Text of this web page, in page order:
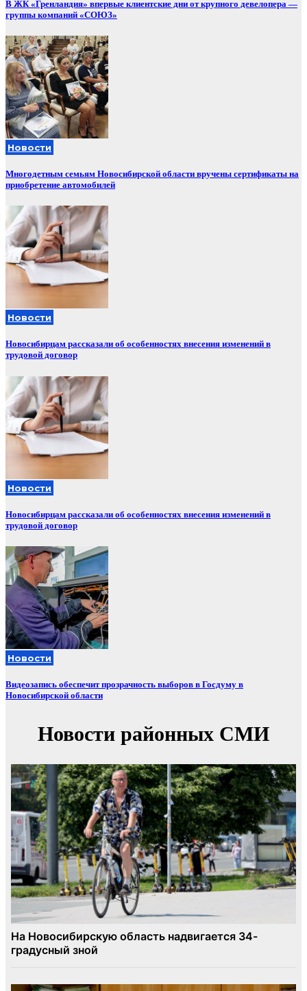
В ЖК «Гренландия» впервые клиентские дни от крупного девелопера —
группы компаний «СОЮЗ»
Новости
Многодетным семьям Новосибирской области вручены сертификаты на
приобретение автомобилей
Новости
Новосибирцам рассказали об особенностях внесения изменений в
трудовой договор
Новости
Новосибирцам рассказали об особенностях внесения изменений в
трудовой договор
Новости
Видеозапись обеспечит прозрачность выборов в Госдуму в
Новосибирской области